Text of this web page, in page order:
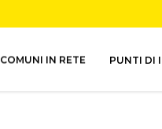
COMUNI IN RETE PUNTI DI